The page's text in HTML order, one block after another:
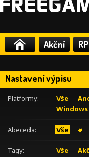
Akční
Nastavení výpisu
Platformy: Vše
Windows
Abeceda: Vše #
Tagy: Vše